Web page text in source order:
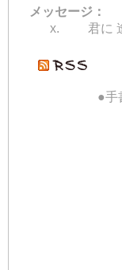
メッセージ：
x. 君に 逢
●手